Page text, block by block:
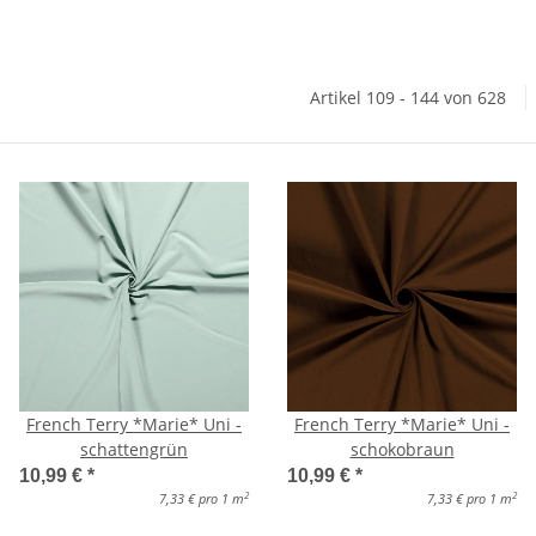
Artikel 109 - 144 von 628
French Terry *Marie* Uni -
schattengrün
10,99 € *
7,33 € pro 1 m2
French Terry *Marie* Uni -
schokobraun
10,99 € *
7,33 € pro 1 m2